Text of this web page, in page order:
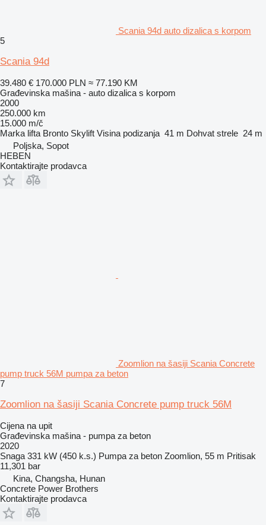
Scania 94d auto dizalica s korpom
5
Scania 94d
39.480 € 170.000 PLN ≈ 77.190 KM
Građevinska mašina - auto dizalica s korpom
2000
250.000 km
15.000 m/č
Marka lifta Bronto Skylift Visina podizanja 41 m Dohvat strele 24 m
Poljska, Sopot
HEBEN
Kontaktirajte prodavca
Zoomlion na šasiji Scania Concrete
pump truck 56M pumpa za beton
7
Zoomlion na šasiji Scania Concrete pump truck 56M
Cijena na upit
Građevinska mašina - pumpa za beton
2020
Snaga 331 kW (450 k.s.) Pumpa za beton Zoomlion, 55 m Pritisak
11,301 bar
Kina, Changsha, Hunan
Concrete Power Brothers
Kontaktirajte prodavca